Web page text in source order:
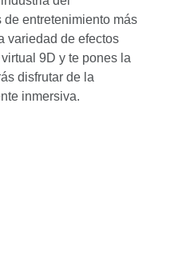
entretenimiento más
variedad de efectos
9D y te pones la
disfrutar de la
inmersiva.